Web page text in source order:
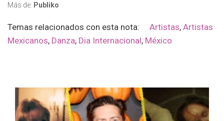
Más de: Publiko
Temas relacionados con esta nota: Artistas, Artistas
Mexicanos, Danza, Dia Internacional, México